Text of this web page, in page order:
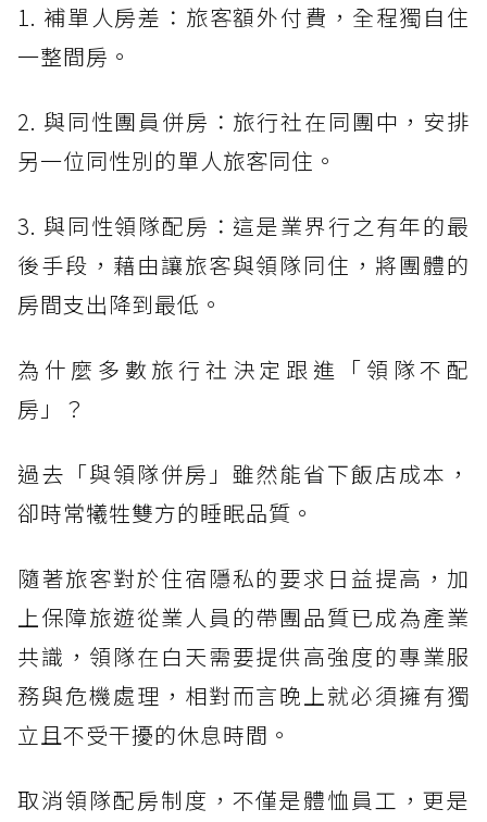
1. 補單人房差：旅客額外付費，全程獨自住
一整間房。
2. 與同性團員併房：旅行社在同團中，安排
另一位同性別的單人旅客同住。
3. 與同性領隊配房：這是業界行之有年的最
後手段，藉由讓旅客與領隊同住，將團體的
房間支出降到最低。
為什麼多數旅行社決定跟進「領隊不配
房」？
過去「與領隊併房」雖然能省下飯店成本，
卻時常犧牲雙方的睡眠品質。
隨著旅客對於住宿隱私的要求日益提高，加
上保障旅遊從業人員的帶團品質已成為產業
共識，領隊在白天需要提供高強度的專業服
務與危機處理，相對而言晚上就必須擁有獨
立且不受干擾的休息時間。
取消領隊配房制度，不僅是體恤員工，更是